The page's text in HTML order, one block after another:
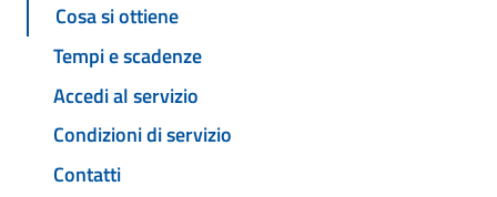
Cosa si ottiene
Tempi e scadenze
Accedi al servizio
Condizioni di servizio
Contatti